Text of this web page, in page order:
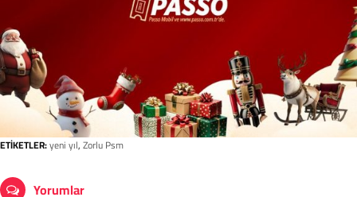
ETİKETLER:yeni yıl,Zorlu Psm
Yorumlar